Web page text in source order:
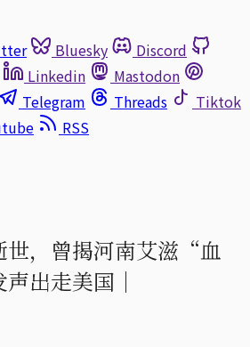
Bluesky
Discord
Linkedin
Mastodon
Telegram Threads
Tiktok
RSS
世，曾揭河南艾滋“血
出走美国｜